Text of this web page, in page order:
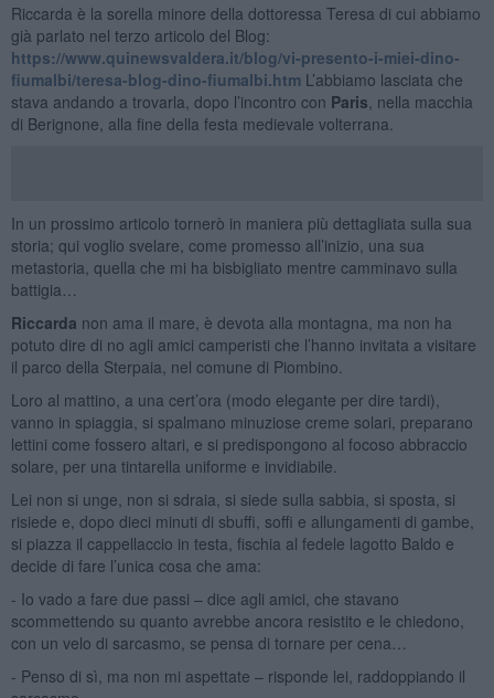
Riccarda è la sorella minore della dottoressa Teresa di cui abbiamo
già parlato nel terzo articolo del Blog:
https://www.quinewsvaldera.it/blog/vi-presento-i-miei-dino-
fiumalbi/teresa-blog-dino-fiumalbi.htm L’abbiamo lasciata che
stava andando a trovarla, dopo l’incontro con Paris , nella macchia
di Berignone, alla fine della festa medievale volterrana.
In un prossimo articolo tornerò in maniera più dettagliata sulla sua
storia; qui voglio svelare, come promesso all’inizio, una sua
metastoria, quella che mi ha bisbigliato mentre camminavo sulla
battigia…
Riccarda non ama il mare, è devota alla montagna, ma non ha
potuto dire di no agli amici camperisti che l’hanno invitata a visitare
il parco della Sterpaia, nel comune di Piombino.
Loro al mattino, a una cert’ora (modo elegante per dire tardi),
vanno in spiaggia, si spalmano minuziose creme solari, preparano
lettini come fossero altari, e si predispongono al focoso abbraccio
solare, per una tintarella uniforme e invidiabile.
Lei non si unge, non si sdraia, si siede sulla sabbia, si sposta, si
risiede e, dopo dieci minuti di sbuffi, soffi e allungamenti di gambe,
si piazza il cappellaccio in testa, fischia al fedele lagotto Baldo e
decide di fare l’unica cosa che ama:
- Io vado a fare due passi – dice agli amici, che stavano
scommettendo su quanto avrebbe ancora resistito e le chiedono,
con un velo di sarcasmo, se pensa di tornare per cena…
- Penso di sì, ma non mi aspettate – risponde lei, raddoppiando il